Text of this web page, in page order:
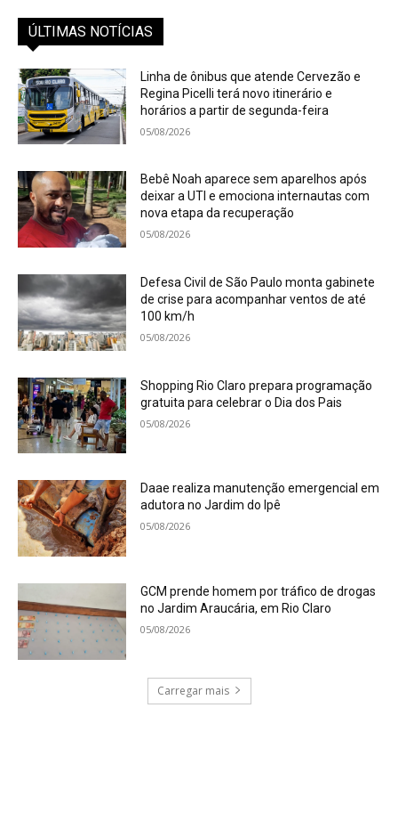
ÚLTIMAS NOTÍCIAS
Linha de ônibus que atende Cervezão e
Regina Picelli terá novo itinerário e
horários a partir de segunda-feira
05/08/2026
Bebê Noah aparece sem aparelhos após
deixar a UTI e emociona internautas com
nova etapa da recuperação
05/08/2026
Defesa Civil de São Paulo monta gabinete
de crise para acompanhar ventos de até
100 km/h
05/08/2026
Shopping Rio Claro prepara programação
gratuita para celebrar o Dia dos Pais
05/08/2026
Daae realiza manutenção emergencial em
adutora no Jardim do Ipê
05/08/2026
GCM prende homem por tráfico de drogas
no Jardim Araucária, em Rio Claro
05/08/2026
Carregar mais